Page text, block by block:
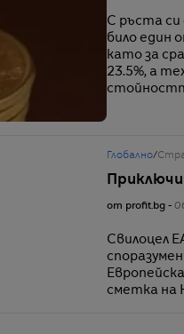
С ръста си
било един
като за
23.5%, а
Глобално/
от profit.bg -
Свилоцел
сметка на